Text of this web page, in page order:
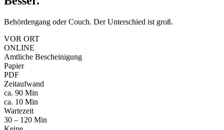
Behördengang oder Couch. Der Unterschied ist groß.
VOR ORT
ONLINE
Amtliche Bescheinigung
Papier
PDF
Zeitaufwand
ca. 90 Min
ca. 10 Min
Wartezeit
30 – 120 Min